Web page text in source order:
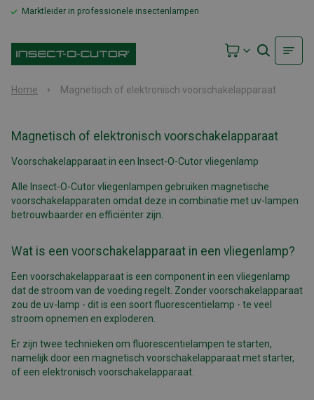
Marktleider in professionele insectenlampen
Home Magnetisch of elektronisch voorschakelapparaat
Magnetisch of elektronisch voorschakelapparaat
Voorschakelapparaat in een Insect-O-Cutor vliegenlamp
Alle Insect-O-Cutor vliegenlampen gebruiken magnetische
voorschakelapparaten omdat deze in combinatie met uv-lampen
betrouwbaarder en efficiënter zijn.
Wat is een voorschakelapparaat in een vliegenlamp?
Een voorschakelapparaat is een component in een vliegenlamp
dat de stroom van de voeding regelt. Zonder voorschakelapparaat
zou de uv-lamp - dit is een soort fluorescentielamp - te veel
stroom opnemen en exploderen.
Er zijn twee technieken om fluorescentielampen te starten,
namelijk door een magnetisch voorschakelapparaat met starter,
of een elektronisch voorschakelapparaat.